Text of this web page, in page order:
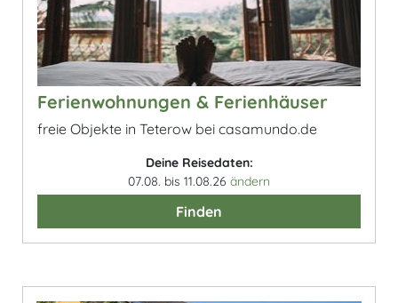
Ferienwohnungen & Ferienhäuser
freie Objekte in Teterow bei casamundo.de
Deine Reisedaten:
07.08. bis 11.08.26 ändern
Finden